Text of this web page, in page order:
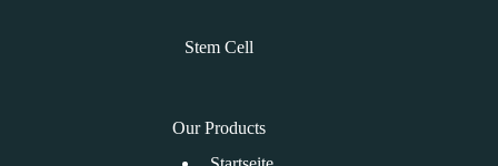
Stem Cell
Our Products